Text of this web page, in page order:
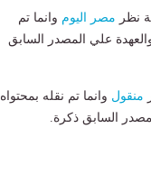
نظر مصر اليوم وانما تم
علي المصدر السابق
منقول وانما تم نقله بمحتواه
السابق ذكرة.